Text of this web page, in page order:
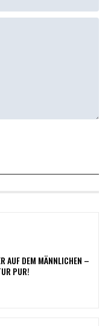
AUF DEM MÄNNLICHEN –
PUR!